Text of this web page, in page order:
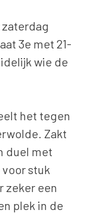
3e met 21-
wie de
het tegen
Zakt
duel met
stuk
zeker een
plek in de